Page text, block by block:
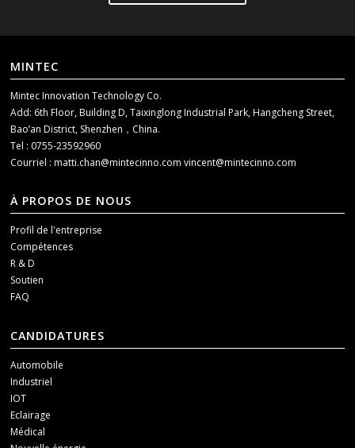
MINTEC
Mintec Innovation Technology Co.
Add: 6th Floor, Building D, Taixinglong Industrial Park, Hangcheng Street,
Bao’an District, Shenzhen，China.
Tel : 0755-23592960
Courriel :matti.chan@mintecinno.comvincent@mintecinno.com
À PROPOS DE NOUS
Profil de l'entreprise
Compétences
R & D
Soutien
FAQ
CANDIDATURES
Automobile
Industriel
IOT
Eclairage
Médical